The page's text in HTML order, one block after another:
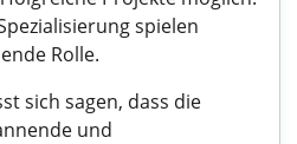
spielen
Rolle.
sich sagen, dass die
und